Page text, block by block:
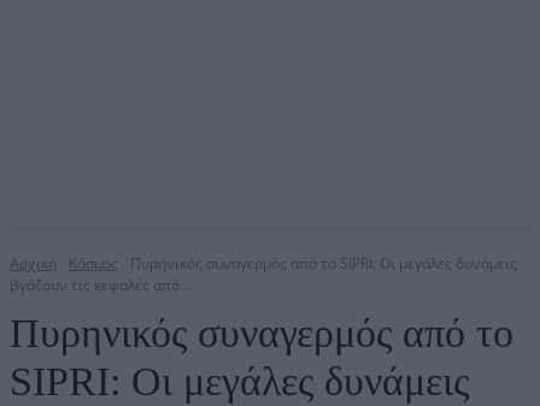
Αρχική Κόσμος
Πυρηνικός συναγερμός από το SIPRI: Οι μεγάλες δυνάμεις
βγάζουν τις κεφαλές από...
Πυρηνικός συναγερμός από το
SIPRI: Οι μεγάλες δυνάμεις